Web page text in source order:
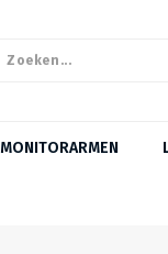
MONITORARMEN